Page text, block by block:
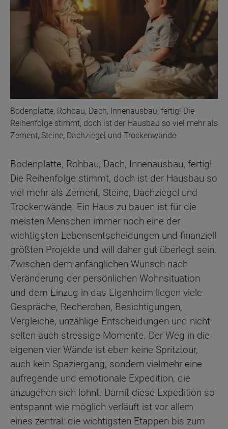
Bodenplatte, Rohbau, Dach, Innenausbau, fertig! Die
Reihenfolge stimmt, doch ist der Hausbau so viel mehr als
Zement, Steine, Dachziegel und Trockenwände.
Bodenplatte, Rohbau, Dach, Innenausbau, fertig!
Die Reihenfolge stimmt, doch ist der Hausbau so
viel mehr als Zement, Steine, Dachziegel und
Trockenwände. Ein Haus zu bauen ist für die
meisten Menschen immer noch eine der
wichtigsten Lebensentscheidungen und finanziell
größten Projekte und will daher gut überlegt sein.
Zwischen dem anfänglichen Wunsch nach
Veränderung der persönlichen Wohnsituation
und dem Einzug in das Eigenheim liegen viele
Gespräche, Recherchen, Besichtigungen,
Vergleiche, unzählige Entscheidungen und nicht
selten auch stressige Momente. Der Weg in die
eigenen vier Wände ist eben keine Spritztour,
auch kein Spaziergang, sondern vielmehr eine
aufregende und emotionale Expedition, die
anzugehen sich lohnt. Damit diese Expedition so
entspannt wie möglich verläuft ist vor allem
eines zentral: die wichtigsten Etappen bis zum